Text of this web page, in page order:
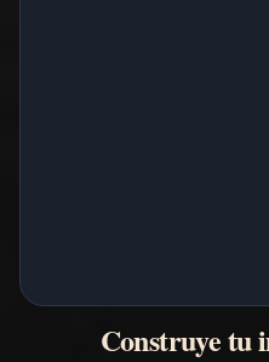
Construye tu